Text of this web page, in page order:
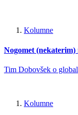
Kolumne
Nogomet
Tim Dobovšek o
Kolumne